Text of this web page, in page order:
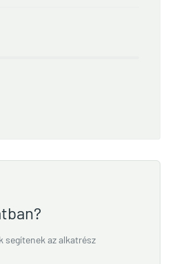
segítenek az alkatrész